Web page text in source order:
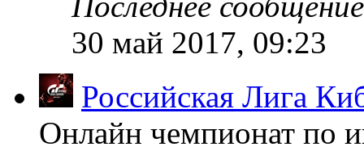
30 май 2017, 09:23
Российская Лига
Онлайн чемпионат по